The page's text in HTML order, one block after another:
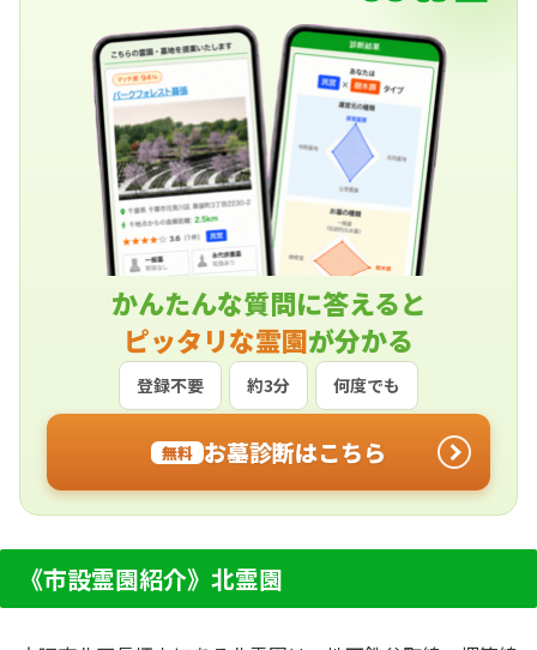
かんたんな質問に答えると
ピッタリな霊園が分かる
登録不要 約3分 何度でも
無料 お墓診断はこちら
《市設霊園紹介》北霊園